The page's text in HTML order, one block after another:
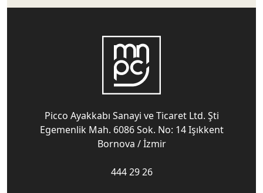
Picco Ayakkabı Sanayi ve Ticaret Ltd. Şti
Egemenlik Mah. 6086 Sok. No: 14 Işıkkent
Bornova / İzmir
444 29 26